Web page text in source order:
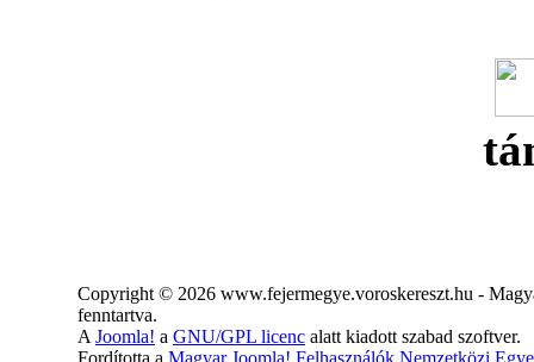
Copyright © 2026 www.fejermegye.voroskereszt.hu -
fenntartva.
A Joomla! a GNU/GPL licenc alatt kiadott szabad szoftver.